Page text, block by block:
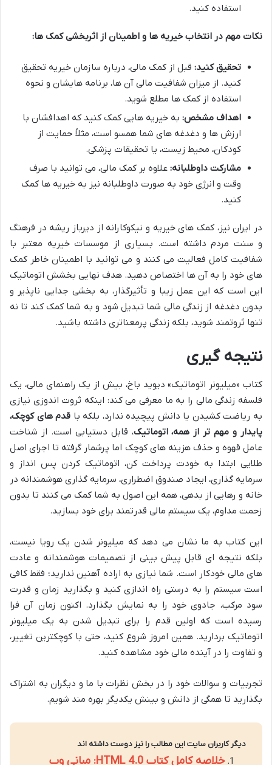
استفاده کنید.
نکات مهم در انتخاب خیریه ها و اطمینان از اثربخشی کمک ها:
تحقیق کنید: قبل از کمک مالی، درباره سازمان خیریه تحقیق
کنید. از میزان شفافیت مالی آن ها، برنامه هایشان و نحوه
استفاده از کمک ها مطلع شوید.
اهداف مشخص: به خیریه هایی کمک کنید که اهدافشان با
ارزش ها و دغدغه های شما همسو است، مثلاً حمایت از
کودکان، محیط زیست، یا تحقیقات پزشکی.
مشارکت داوطلبانه: علاوه بر کمک مالی، می توانید با صرف
وقت و انرژی خود به صورت داوطلبانه نیز به خیریه ها کمک
کنید.
در ایران نیز، کمک های خیریه و نیکوکارانه از دیرباز ریشه در فرهنگ
و سنت مردم داشته است. بسیاری از موسسات خیریه معتبر با
شفافیت کامل فعالیت می کنند و می توانید با اطمینان خاطر کمک
های خود را به آن ها اختصاص دهید. هدف نهایی بخشش اتوماتیک
این است که این عمل زیبا و تأثیرگذار، به بخشی جدایی ناپذیر و
بدون دغدغه از زندگی مالی شما تبدیل شود و به شما کمک کند تا نه
تنها ثروتمند شوید، بلکه زندگی پرمعناتری داشته باشید.
نتیجه گیری
کتاب «میلیونر اتوماتیک» دیوید باخ، بیش از یک راهنمای مالی، یک
فلسفه زندگی مالی را به ما معرفی می کند: اینکه ثروت اندوزی نیازی
به ریاضت کشیدن یا دانش پیچیده ندارد، بلکه با قدم های کوچک،
پایدار و مهم تر از همه، اتوماتیک، قابل دستیابی است. از شناخت
عامل قهوه و حذف هزینه های کوچک اما پرشمار گرفته تا اجرای اصل
طلایی ابتدا به خودت پرداخت کن، اتوماتیک کردن پس انداز و
سرمایه گذاری، ایجاد صندوق اضطراری، سرمایه گذاری هوشمندانه در
خانه و رهایی از بدهی، همه این اصول به شما کمک می کنند تا بدون
زحمت مداوم، یک سیستم مالی قدرتمند برای خود بسازید.
این کتاب به ما نشان می دهد که میلیونر شدن یک رویا نیست،
بلکه نتیجه ای قابل پیش بینی از تصمیمات هوشمندانه و عادت
های مالی خودکار است. شما نیازی به اراده آهنین ندارید؛ فقط کافی
است سیستم را به درستی راه اندازی کنید و بگذارید زمان و قدرت
سود مرکب، جادوی خود را به نمایش بگذارد. اکنون زمان آن فرا
رسیده است که اولین قدم را برای تبدیل شدن به یک میلیونر
اتوماتیک بردارید. همین امروز شروع کنید، حتی با کوچکترین تغییر،
و تفاوت را در آینده مالی خود مشاهده کنید.
تجربیات و سوالات خود را در بخش نظرات با ما و دیگران به اشتراک
بگذارید تا همگی از دانش و بینش یکدیگر بهره مند شویم.
دیگر کاربران سایت این مطالب را نیز دوست داشته اند
خلاصه کامل کتاب HTML 4.0: مبانی وب